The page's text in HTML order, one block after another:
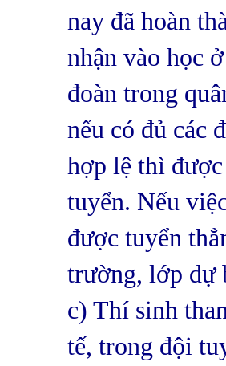
nay đã hoàn
nhận vào học
đoàn trong
nếu có đủ các
hợp lệ thì
tuyển. Nếu
được tuyển
trường, lớp dự
c) Thí sinh
tế, trong đội